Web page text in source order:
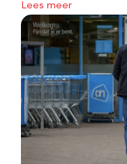
Lees meer